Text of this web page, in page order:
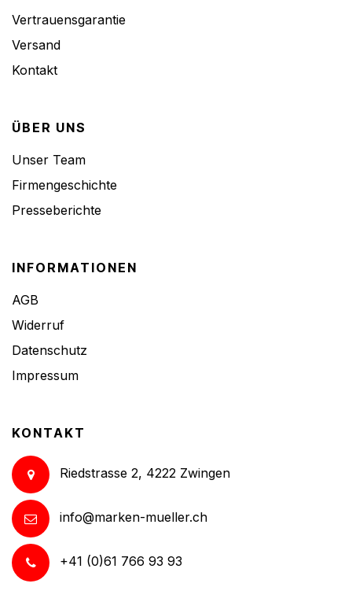
Vertrauensgarantie
Versand
Kontakt
ÜBER UNS
Unser Team
Firmengeschichte
Presseberichte
INFORMATIONEN
AGB
Widerruf
Datenschutz
Impressum
KONTAKT
Riedstrasse 2, 4222 Zwingen
info@marken-mueller.ch
+41 (0)61 766 93 93